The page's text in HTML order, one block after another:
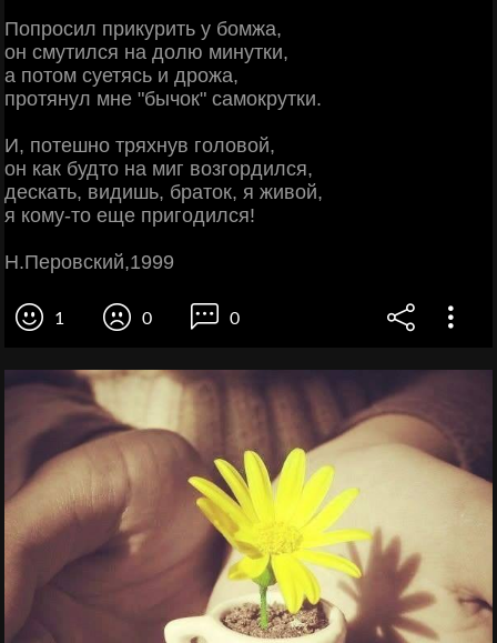
Попросил прикурить у бомжа,
он смутился на долю минутки,
а потом суетясь и дрожа,
протянул мне "бычок" самокрутки.
И, потешно тряхнув головой,
он как будто на миг возгордился,
дескать, видишь, браток, я живой,
я кому-то еще пригодился!
Н.Перовский,1999
1 0 0